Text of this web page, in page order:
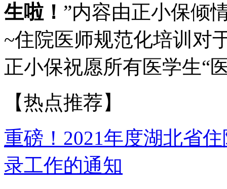
生啦！ ”内容由正小保倾
~住院医师规范化培训对
正小保祝愿所有医学生“
【热点推荐】
重磅！2021年度湖北省
录工作的通知